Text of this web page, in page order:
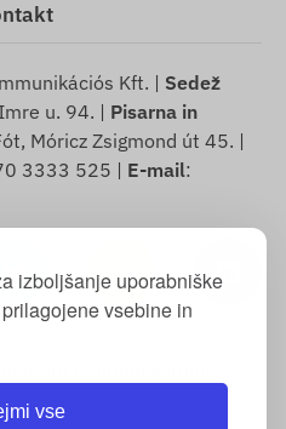
izboljšanje uporabniške
vsebine in
vse
Kft. | Sedež
u. 94. | Pisarna in
Móricz Zsigmond út 45. |
3333 525 | E-mail: